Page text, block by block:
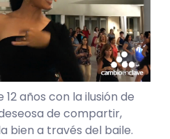
años con la ilusión de
de compartir,
bien a través del baile.